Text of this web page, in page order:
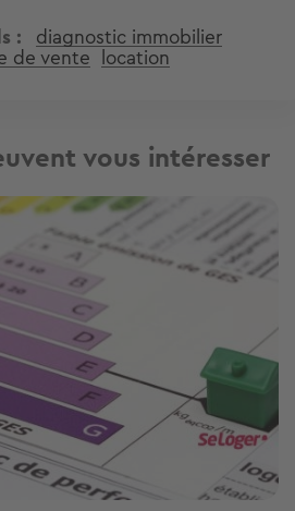
diagnostic immobilier
de vente location
vous intéresser